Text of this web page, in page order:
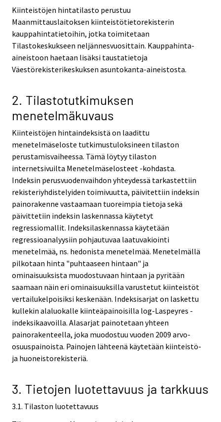
Kiinteistöjen hintatilasto perustuu
Maanmittauslaitoksen kiinteistötietorekisterin
kauppahintatietoihin, jotka toimitetaan
Tilastokeskukseen neljännesvuosittain. Kauppahinta-
aineistoon haetaan lisäksi taustatietoja
Väestörekisterikeskuksen asuntokanta-aineistosta.
2. Tilastotutkimuksen
menetelmäkuvaus
Kiinteistöjen hintaindeksistä on laadittu
menetelmäseloste tutkimustuloksineen tilaston
perustamisvaiheessa. Tämä löytyy tilaston
internetsivuilta Menetelmäselosteet -kohdasta.
Indeksin perusvuodenvaihdon yhteydessä tarkastettiin
rekisteriyhdistelyiden toimivuutta, päivitettiin indeksin
painorakenne vastaamaan tuoreimpia tietoja sekä
päivittetiin indeksin laskennassa käytetyt
regressiomallit. Indeksilaskennassa käytetään
regressioanalyysiin pohjautuvaa laatuvakiointi
menetelmää, ns. hedonista menetelmää. Menetelmällä
pilkotaan hinta "puhtaaseen hintaan" ja
ominaisuuksista muodostuvaan hintaan ja pyritään
saamaan näin eri ominaisuuksilla varustetut kiinteistöt
vertailukelpoisiksi keskenään. Indeksisarjat on laskettu
kullekin alaluokalle kiinteäpainoisilla log-Laspeyres -
indeksikaavoilla. Alasarjat painotetaan yhteen
painorakenteella, joka muodostuu vuoden 2009 arvo-
osuuspainoista. Painojen lähteenä käytetään kiinteistö-
ja huoneistorekisteriä.
3. Tietojen luotettavuus ja tarkkuus
3.1. Tilaston luotettavuus